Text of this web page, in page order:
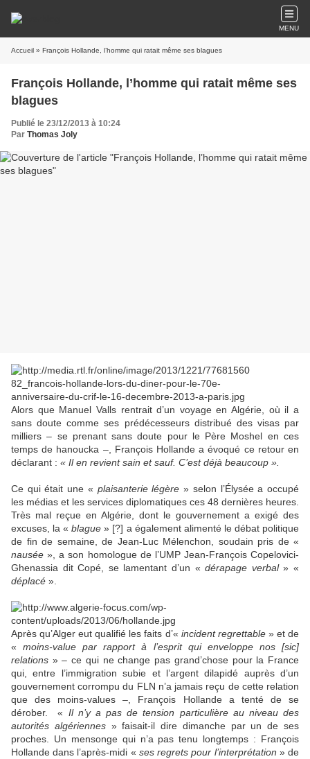
MENU
Accueil » François Hollande, l’homme qui ratait même ses blagues
François Hollande, l’homme qui ratait même ses
blagues
Publié le 23/12/2013 à 10:24
Par Thomas Joly
Alors que Manuel Valls rentrait d’un voyage en Algérie, où il a
sans doute comme ses prédécesseurs distribué des visas par
milliers – se prenant sans doute pour le Père Moshel en ces
temps de hanoucka –, François Hollande a évoqué ce retour en
déclarant : « Il en revient sain et sauf. C’est déjà beaucoup ».
Ce qui était une « plaisanterie légère » selon l’Élysée a occupé
les médias et les services diplomatiques ces 48 dernières heures.
Très mal reçue en Algérie, dont le gouvernement a exigé des
excuses, la «blague » [?] a également alimenté le débat politique
de fin de semaine, de Jean-Luc Mélenchon, soudain pris de «
nausée », a son homologue de l’UMP Jean-François Copelovici-
Ghenassia dit Copé, se lamentant d’un «dérapage verbal» «
déplacé ».
Après qu’Alger eut qualifié les faits d’« incident regrettable» et de
«moins-value par rapport à l’esprit qui enveloppe nos [sic]
relations » – ce qui ne change pas grand’chose pour la France
qui, entre l’immigration subie et l’argent dilapidé auprès d’un
gouvernement corrompu du FLN n’a jamais reçu de cette relation
que des moins-values –, François Hollande a tenté de se
dérober. « Il n’y a pas de tension particulière au niveau des
autorités algériennes» faisait-il dire dimanche par un de ses
proches. Un mensonge qui n’a pas tenu longtemps : François
Hollande dans l’après-midi « ses regrets pour l’interprétation » de